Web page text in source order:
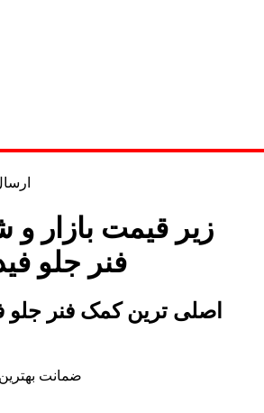
زیر قیمت بازار
فنر جلو
اصلی ترین کمک فنر جلو
ضمانت بهترین قیمت